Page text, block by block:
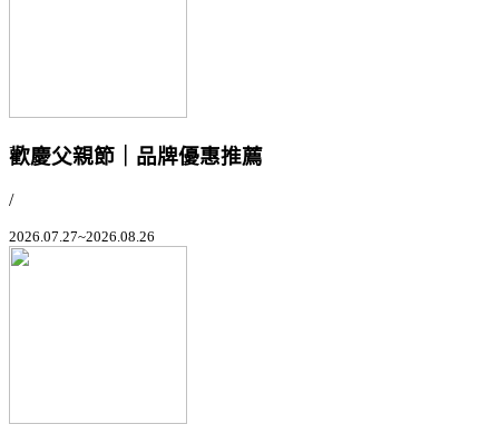
歡慶父親節｜品牌優惠推薦
/
2026.07.27~2026.08.26